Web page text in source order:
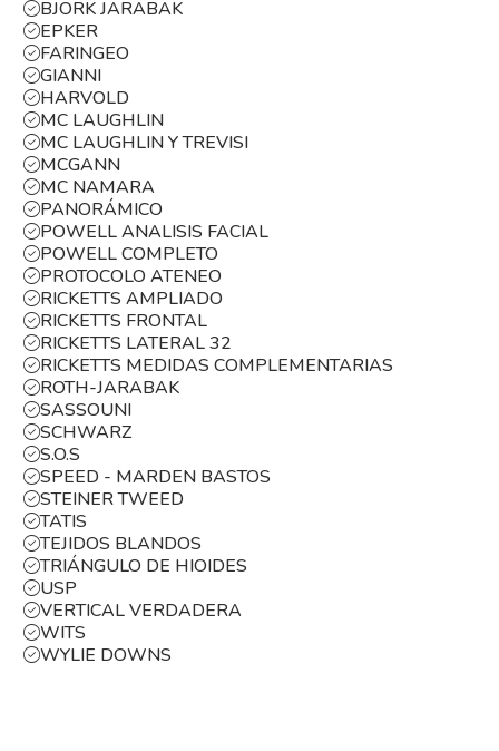
BJORK JARABAK
EPKER
FARINGEO
GIANNI
HARVOLD
MC LAUGHLIN
MC LAUGHLIN Y TREVISI
MCGANN
MC NAMARA
PANORÁMICO
POWELL ANALISIS FACIAL
POWELL COMPLETO
PROTOCOLO ATENEO
RICKETTS AMPLIADO
RICKETTS FRONTAL
RICKETTS LATERAL 32
RICKETTS MEDIDAS COMPLEMENTARIAS
ROTH-JARABAK
SASSOUNI
SCHWARZ
S.O.S
SPEED - MARDEN BASTOS
STEINER TWEED
TATIS
TEJIDOS BLANDOS
TRIÁNGULO DE HIOIDES
USP
VERTICAL VERDADERA
WITS
WYLIE DOWNS